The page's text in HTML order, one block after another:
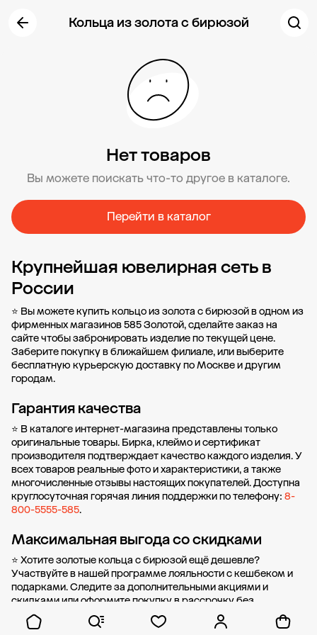
Кольца из золота с бирюзой
Нет товаров
Вы можете поискать что-то другое в каталоге.
Перейти в каталог
Крупнейшая ювелирная сеть в
России
⭐ Вы можете купить кольцо из золота с бирюзой в одном из
фирменных магазинов 585 Золотой, сделайте заказ на
сайте чтобы забронировать изделие по текущей цене.
Заберите покупку вближайшем филиале, или выберите
бесплатную курьерскую доставку по Москве и другим
городам.
Гарантия качества
⭐ В каталоге интернет-магазина представлены только
оригинальные товары. Бирка, клеймо и сертификат
производителя подтверждает качество каждого изделия. У
всех товаров реальные фото и характеристики, а также
многочисленные отзывы настоящих покупателей. Доступна
круглосуточная горячая линия поддержки по телефону: 8-
800-5555-585.
Максимальная выгода со скидками
⭐ Хотите золотые кольца с бирюзой ещё дешевле?
Участвуйте в нашейпрограмме лояльностис кешбеком и
подарками. Следите за дополнительнымиакциями и
скидкамиили оформитепокупку в рассрочкубез
первоначального взноса от стоимости.